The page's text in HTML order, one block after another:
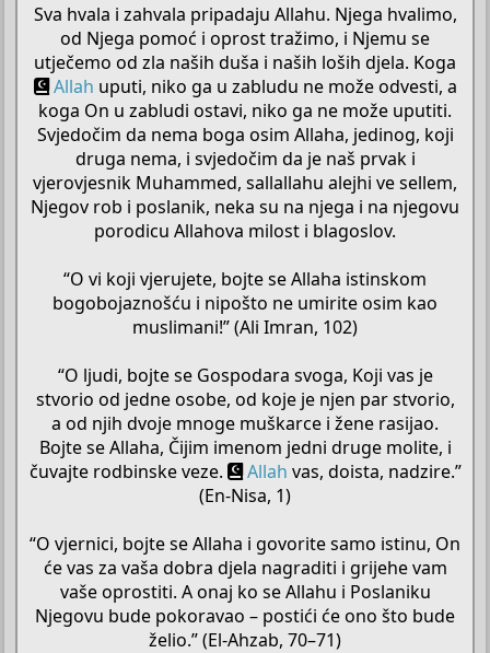
m
u
m
Sva hvala i zahvala pripadaju Allahu. Njega hvalimo,
od Njega pomoć i oprost tražimo, i Njemu se
utječemo od zla naših duša i naših loših djela. Koga
Allah uputi, niko ga u zabludu ne može odvesti, a
koga On u zabludi ostavi, niko ga ne može uputiti.
Svjedočim da nema boga osim Allaha, jedinog, koji
druga nema, i svjedočim da je naš prvak i
vjerovjesnik Muhammed, sallallahu alejhi ve sellem,
Njegov rob i poslanik, neka su na njega i na njegovu
porodicu Allahova milost i blagoslov.
“O vi koji vjerujete, bojte se Allaha istinskom
bogobojaznošću i nipošto ne umirite osim kao
muslimani!” (Ali Imran, 102)
“O ljudi, bojte se Gospodara svoga, Koji vas je
stvorio od jedne osobe, od koje je njen par stvorio,
a od njih dvoje mnoge muškarce i žene rasijao.
Bojte se Allaha, Čijim imenom jedni druge molite, i
čuvajte rodbinske veze.
Allah vas, doista, nadzire.”
(En-Nisa, 1)
“O vjernici, bojte se Allaha i govorite samo istinu, On
će vas za vaša dobra djela nagraditi i grijehe vam
vaše oprostiti. A onaj ko se Allahu i Poslaniku
Njegovu bude pokoravao – postići će ono što bude
želio.” (El-Ahzab, 70–71)